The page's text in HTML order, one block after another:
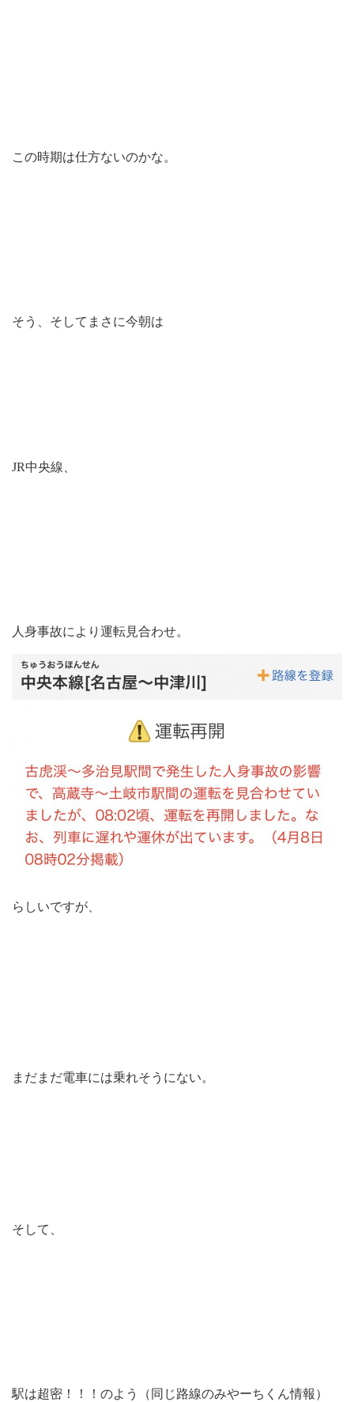
この時期は仕方ないのかな。
そう、そしてまさに今朝は
JR中央線、
人身事故により運転見合わせ。
らしいですが、
まだまだ電車には乗れそうにない。
そして、
駅は超密！！！のよう（同じ路線のみやーちくん情報）